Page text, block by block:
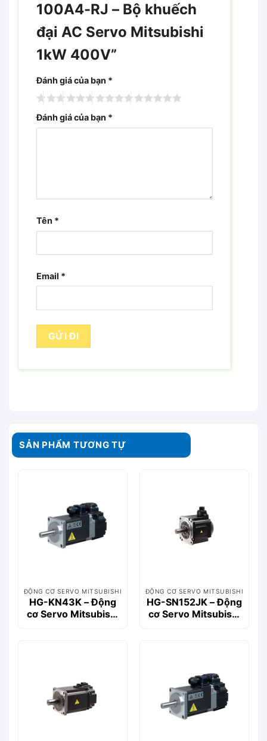
100A4-RJ – Bộ khuếch
đại AC Servo Mitsubishi
1kW 400V”
Đánh giá của bạn *
Đánh giá của bạn *
Tên *
Email *
SẢN PHẨM TƯƠNG TỰ
ĐỘNG CƠ SERVO MITSUBISHI
HG-KN43K – Động
cơ Servo Mitsubishi
ĐỘNG CƠ SERVO MITSUBISHI
HG-SN152JK – Động
cơ Servo Mitsubishi